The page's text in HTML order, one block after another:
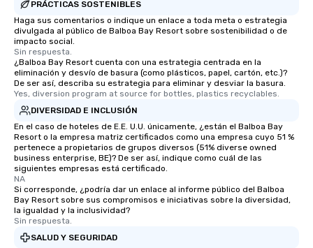
PRÁCTICAS SOSTENIBLES
Haga sus comentarios o indique un enlace a toda meta o estrategia
divulgada al público de Balboa Bay Resort sobre sostenibilidad o de
impacto social.
Sin respuesta.
¿Balboa Bay Resort cuenta con una estrategia centrada en la
eliminación y desvío de basura (como plásticos, papel, cartón, etc.)?
De ser así, describa su estrategia para eliminar y desviar la basura.
Yes, diversion program at source for bottles, plastics recyclables.
DIVERSIDAD E INCLUSIÓN
En el caso de hoteles de E.E. U.U. únicamente, ¿están el Balboa Bay
Resort o la empresa matriz certificados como una empresa cuyo 51 %
pertenece a propietarios de grupos diversos (51% diverse owned
business enterprise, BE)? De ser así, indique como cuál de las
siguientes empresas está certificado.
NA
Si corresponde, ¿podría dar un enlace al informe público del Balboa
Bay Resort sobre sus compromisos e iniciativas sobre la diversidad,
la igualdad y la inclusividad?
Sin respuesta.
SALUD Y SEGURIDAD